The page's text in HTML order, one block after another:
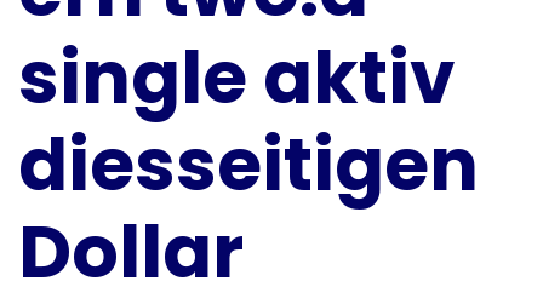
single aktiv
diesseitigen
Dollar